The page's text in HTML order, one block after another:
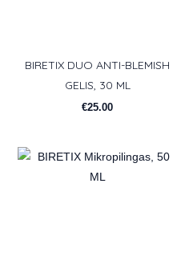
BIRETIX DUO ANTI-BLEMISH
GELIS, 30 ML
€25.00